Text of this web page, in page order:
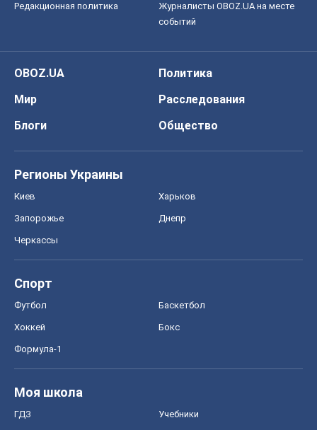
Редакционная политика
Журналисты OBOZ.UA на месте
событий
OBOZ.UA
Политика
Мир
Расследования
Блоги
Общество
Регионы Украины
Киев Харьков
Запорожье Днепр
Черкассы
Спорт
Футбол Баскетбол
Хоккей Бокс
Формула-1
Моя школа
ГДЗ Учебники